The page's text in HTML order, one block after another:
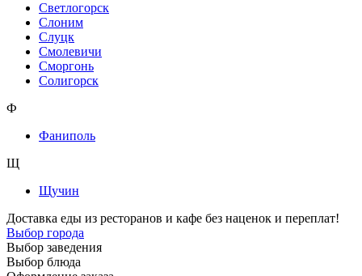
Светлогорск
Слоним
Слуцк
Смолевичи
Сморгонь
Солигорск
Ф
Фаниполь
Щ
Щучин
Доставка еды из ресторанов и кафе без наценок и переплат!
Выбор города
Выбор заведения
Выбор блюда